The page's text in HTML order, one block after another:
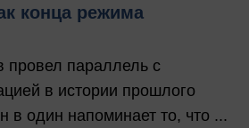
конца режима
провел параллель с
в истории прошлого
в один напоминает то, что ...